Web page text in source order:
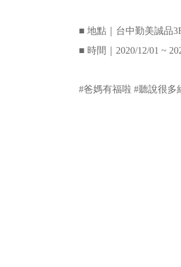
■ 地點｜台中勤美誠品
■ 時間｜2020/12/01 ~
#爸媽有福啦 #聽說很